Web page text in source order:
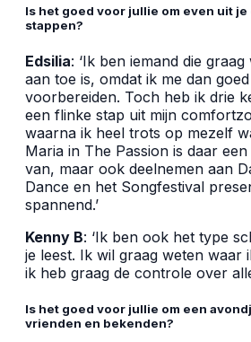
Is het goed voor jullie om even uit
stappen?
Edsilia: ‘Ik ben iemand die
aan toe is, omdat ik me dan
voorbereiden. Toch heb ik drie
een flinke stap uit mijn
waarna ik heel trots op mezelf
Maria in The Passion is daar
van, maar ook deelnemen aan
Dance en het Songfestival
spannend.’
Kenny B: ‘Ik ben ook het type
je leest. Ik wil graag weten waar
ik heb graag de controle over
Is het goed voor jullie om een
vrienden en bekenden?